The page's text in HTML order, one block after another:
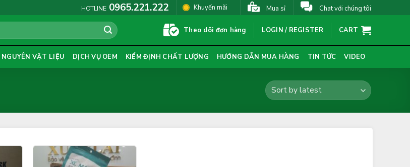
HOTLINE 0965.221.222 Khuyến mãi Mua sỉ Chat với chúng tôi
Theo dõi đơn hàng LOGIN / REGISTER CART
NGUYÊN VẬT LIỆU DỊCH VỤ OEM KIỂM ĐỊNH CHẤT LƯỢNG HƯỚNG DẪN MUA HÀNG TIN TỨC VIDEO